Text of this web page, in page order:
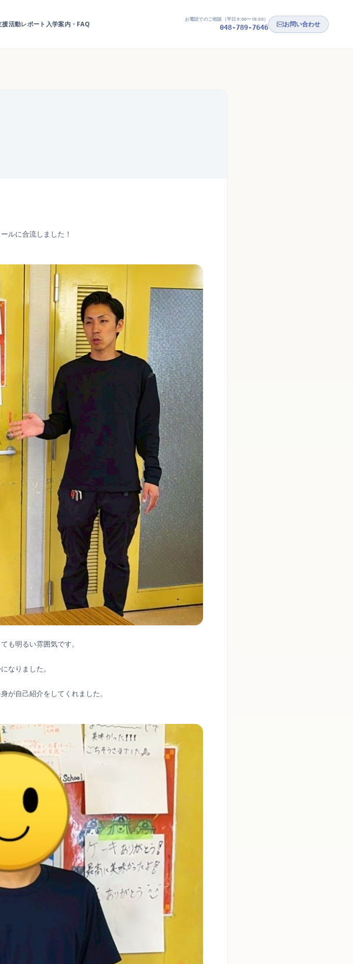
援活動レポート 入学案内・FAQ
お電話でのご相談（平日 9:00〜18:00）
048-789-7646 お問い合わせ
ルに合流しました！
も明るい雰囲気です。
なりました。
が自己紹介をしてくれました。